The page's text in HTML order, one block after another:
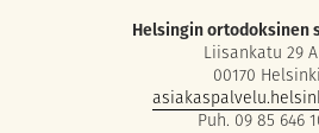
Helsingin ortodoksinen
Liisankatu 29 A
00170 Helsinki
Puh. 09 85 646